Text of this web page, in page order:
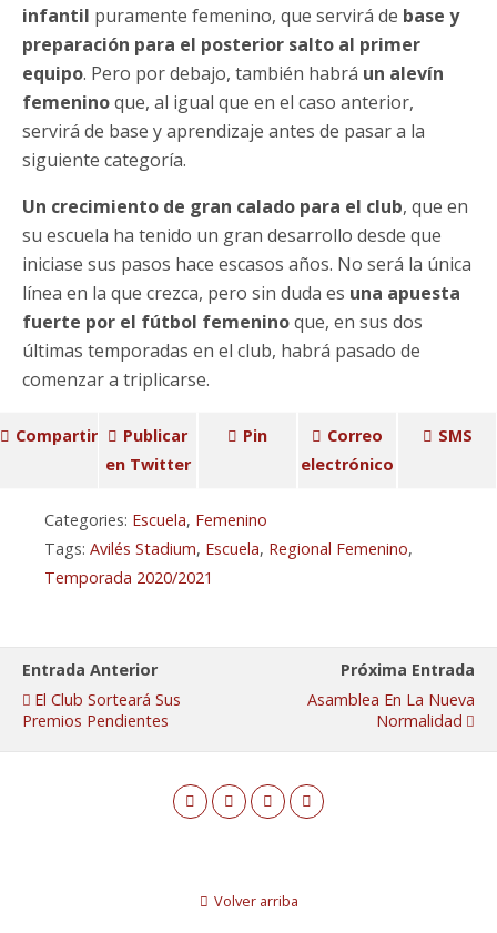
infantil puramente femenino, que servirá de base y
preparación para el posterior salto al primer
equipo. Pero por debajo, también habrá un alevín
femeninoque, al igual que en el caso anterior,
servirá de base y aprendizaje antes de pasar a la
siguiente categoría.
Un crecimiento de gran calado para el club, que en
su escuela ha tenido un gran desarrollo desde que
iniciase sus pasos hace escasos años. No será la única
línea en la que crezca, pero sin duda es una apuesta
fuerte por el fútbol femeninoque, en sus dos
últimas temporadas en el club, habrá pasado de
comenzar a triplicarse.
Compartir
Publicar
en Twitter
Pin
Correo
electrónico
SMS
Categories: Escuela, Femenino
Tags: Avilés Stadium, Escuela, Regional Femenino,
Temporada 2020/2021
Entrada Anterior
El Club Sorteará Sus
Premios Pendientes
Próxima Entrada
Asamblea En La Nueva
Normalidad
Volver arriba